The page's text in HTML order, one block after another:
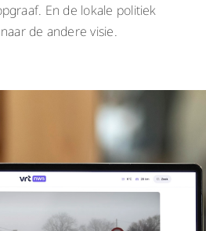
En de lokale politiek
de andere visie.